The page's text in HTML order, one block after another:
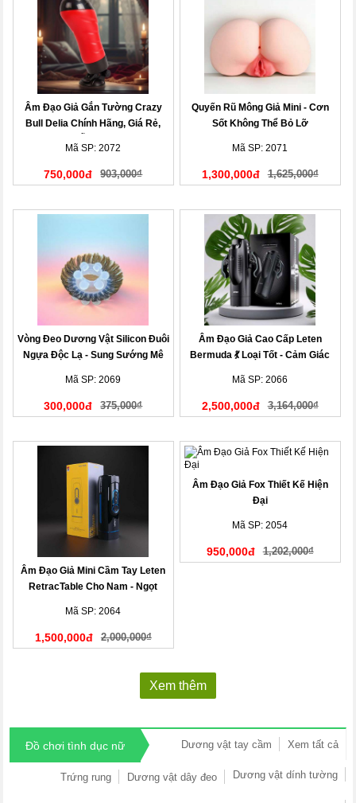
Âm Đạo Giả Gắn Tường Crazy
Bull Delia Chính Hãng, Giá Rẻ,
Mã SP: 2072
750,000đ 903,000₫
Quyến Rũ Mông Giả Mini - Cơn
Sốt Không Thể Bỏ Lỡ
Mã SP: 2071
1,300,000đ 1,625,000₫
Vòng Đeo Dương Vật Silicon Đuôi
Ngựa Độc Lạ - Sung Sướng Mê
Mã SP: 2069
300,000đ 375,000₫
Âm Đạo Giả Cao Cấp Leten
Bermuda 💃 Loại Tốt - Cảm Giác
Mã SP: 2066
2,500,000đ 3,164,000₫
Âm Đạo Giả Mini Cầm Tay Leten
RetracTable Cho Nam - Ngọt
Mã SP: 2064
1,500,000đ 2,000,000₫
Âm Đạo Giả Fox Thiết Kế Hiện
Đại
Mã SP: 2054
950,000đ 1,202,000₫
Xem thêm
Đồ chơi tình dục nữ Xem tất cả
Dương vật tay cầm
Dương vật dính tường
Dương vật dây đeo
Trứng rung